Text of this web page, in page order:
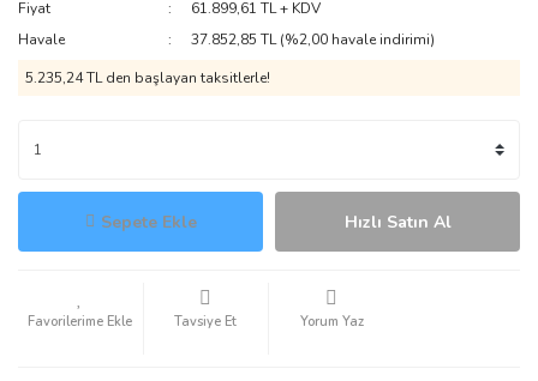
Fiyat
61.899,61 TL + KDV
Havale
37.852,85 TL (%2,00 havale indirimi)
5.235,24 TL den başlayan taksitlerle!
Sepete Ekle Hızlı Satın Al
Tavsiye Et Yorum Yaz